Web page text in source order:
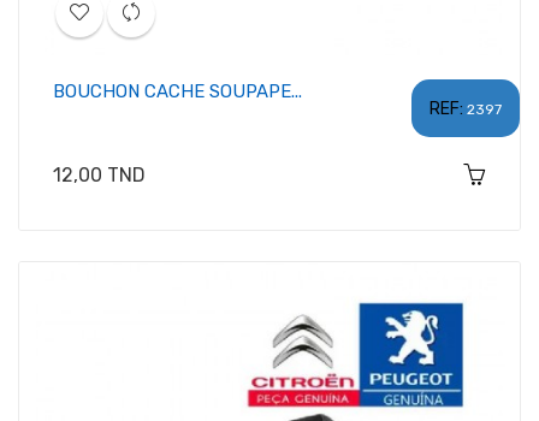
REF: 2397
BOUCHON CACHE SOUPAPE...
Prix
12,00 TND